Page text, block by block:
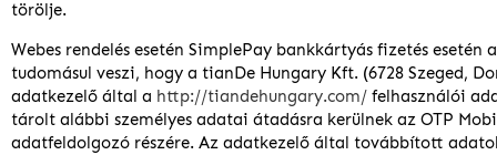
törölje.
Webes rendelés esetén SimplePay bankkártyás fizetés esetén
tudomásul veszi, hogy a tianDe Hungary Kft. (6728 Szeged,
adatkezelő által a http://tiandehungary.com/ felhasználói
tárolt alábbi személyes adatai átadásra kerülnek az OTP
adatfeldolgozó részére. Az adatkezelő által továbbított